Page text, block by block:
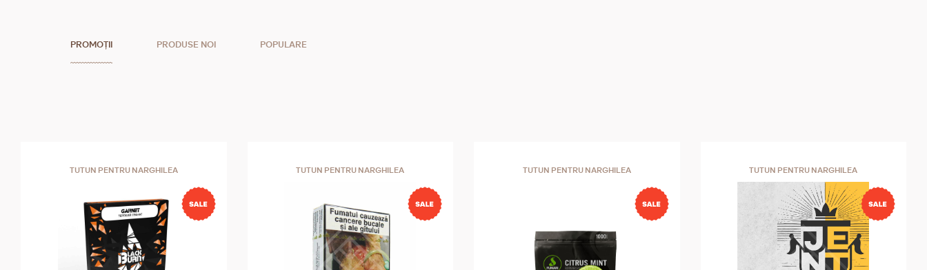
PROMOȚII PRODUSE NOI POPULARE
TUTUN PENTRU NARGHILEA TUTUN PENTRU NARGHILEA TUTUN PENTRU NARGHILEA TUTUN PENTRU NARGHILEA